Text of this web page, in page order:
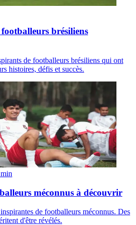
brésiliens
de footballeurs brésiliens qui ont
histoires, défis et succès.
min
méconnus à découvrir
de footballeurs méconnus. Des
d'être révélés.